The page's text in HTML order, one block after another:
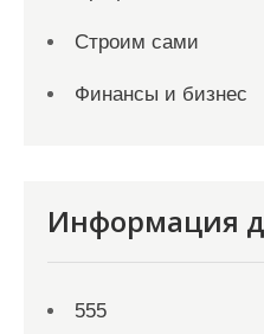
Строим сами
Финансы и бизнес
Информация
555